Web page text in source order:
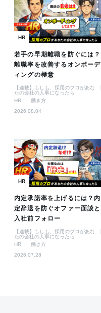
HR
若手の早期離職を防ぐには？
離職率を改善するオンボーデ
ィングの極意
【連載】もしも、採用のプロがあな
たの会社の人事になったら
HR
働き方
2026.08.04
HR
内定承諾率を上げるには？内
定辞退を防ぐオファー面談と
入社前フォロー
【連載】もしも、採用のプロがあな
たの会社の人事になったら
HR
働き方
2026.07.28